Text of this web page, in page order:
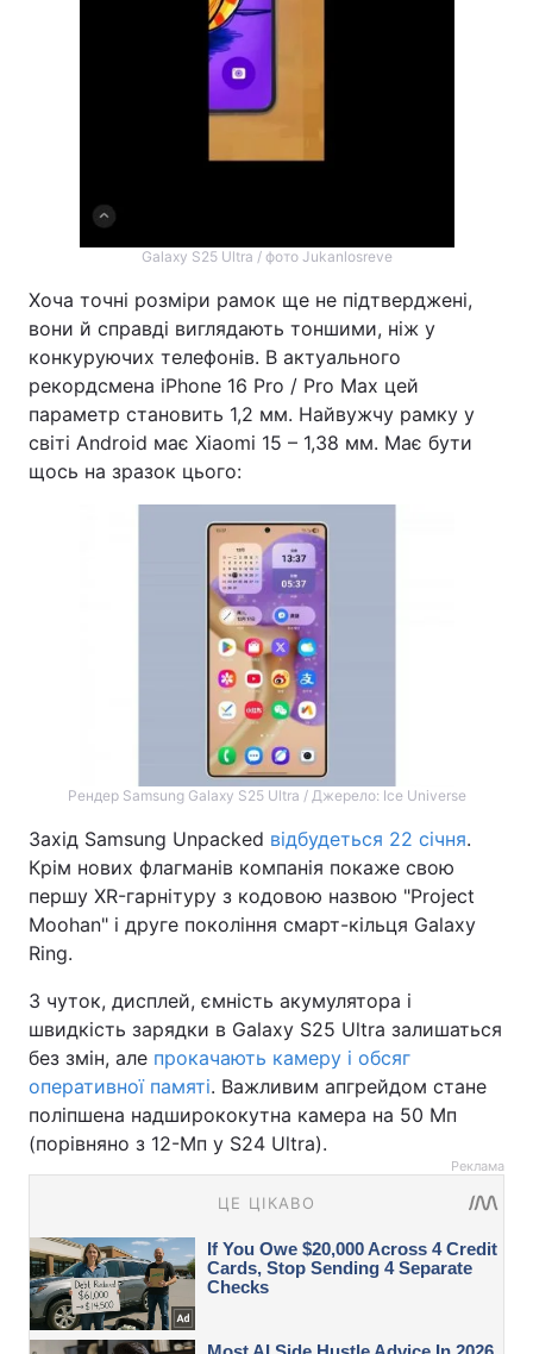
Galaxy S25 Ultra / фото Jukanlosreve
Хоча точні розміри рамок ще не підтверджені,
вони й справді виглядають тоншими, ніж у
конкуруючих телефонів. В актуального
рекордсмена iPhone 16 Pro / Pro Max цей
параметр становить 1,2 мм. Найвужчу рамку у
світі Android має Xiaomi 15 – 1,38 мм. Має бути
щось на зразок цього:
Рендер Samsung Galaxy S25 Ultra / Джерело: Ice Universe
Захід Samsung Unpacked відбудеться 22 січня.
Крім нових флагманів компанія покаже свою
першу XR-гарнітуру з кодовою назвою "Project
Moohan" і друге покоління смарт-кільця Galaxy
Ring.
З чуток, дисплей, ємність акумулятора і
швидкість зарядки в Galaxy S25 Ultra залишаться
без змін, але прокачають камеру і обсяг
оперативної памяті. Важливим апгрейдом стане
поліпшена надширококутна камера на 50 Мп
(порівняно з 12-Мп у S24 Ultra).
Реклама